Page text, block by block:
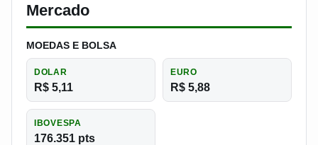
Mercado
MOEDAS E BOLSA
DOLAR
R$ 5,11
EURO
R$ 5,88
IBOVESPA
176.351 pts